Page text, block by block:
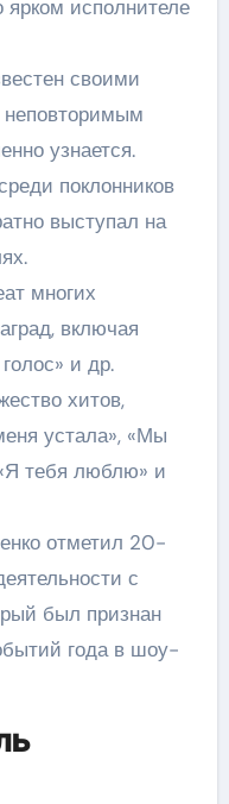
ярком исполнителе
своими
узнается.
поклонников
выступал на
многих
включая
и др.
хитов,
устала», «Мы
тебя люблю» и
отметил 20-
с
был признан
года в шоу-